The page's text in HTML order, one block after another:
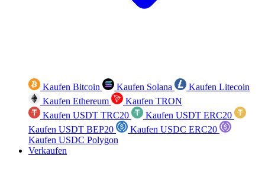
Kaufen Bitcoin Kaufen Solana
Kaufen Litecoin
Kaufen Ethereum
Kaufen TRON
Kaufen USDT TRC20
Kaufen USDT ERC20
Kaufen USDT BEP20
Kaufen USDC ERC20
Kaufen USDC Polygon
Verkaufen